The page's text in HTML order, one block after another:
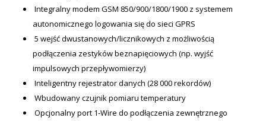
Integralny modem GSM 850/900/1800/1900 z systemem
autonomicznego logowania się do sieci GPRS
5 wejść dwustanowych/licznikowych z możliwością
podłączenia zestyków beznapięciowych (np. wyjść
impulsowych przepływomierzy)
Inteligentny rejestrator danych (28 000 rekordów)
Wbudowany czujnik pomiaru temperatury
Opcjonalny port 1-Wire do podłączenia zewnętrznego